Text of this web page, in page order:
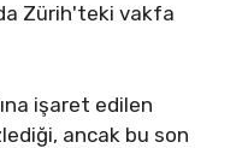
Zürih'teki vakfa
işaret edilen
ancak bu son